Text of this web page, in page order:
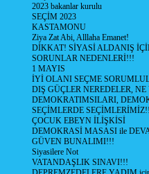
2023 bakanlar kurulu
SEÇİM 2023
KASTAMONU
Ziya Zat Abi, Alllaha Emanet!
DİKKAT! SİYASİ ALDANIŞ
SORUNLAR NEDENLERİ!!!
1 MAYIS
İYİ OLANI SEÇME
DIŞ GÜÇLER NEREDELER,
DEMOKRATIMSILARI,
SEÇİMLERDE
ÇOCUK EBEYN İLİŞKİSİ
DEMOKRASİ MASASI ile
GÜVEN BUNALIMI!!!
Siyasilere Not
VATANDAŞLIK SINAVI!!!